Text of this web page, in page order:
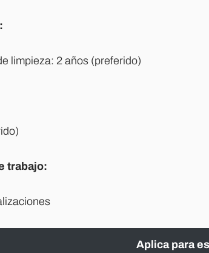
limpieza: 2 años (preferido)
trabajo:
Aplica para